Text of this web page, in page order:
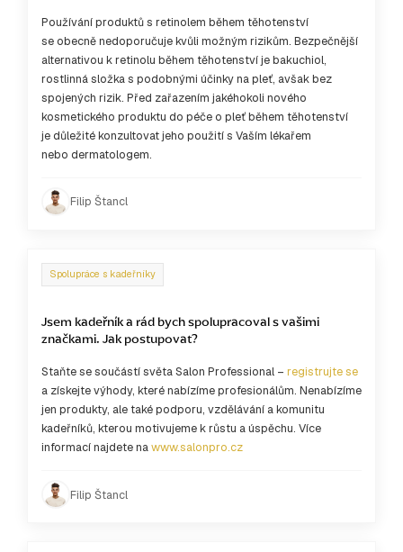
Používání produktů s retinolem během těhotenství
se obecně nedoporučuje kvůli možným rizikům. Bezpečnější
alternativou k retinolu během těhotenství je bakuchiol,
rostlinná složka s podobnými účinky na pleť, avšak bez
spojených rizik. Před zařazením jakéhokoli nového
kosmetického produktu do péče o pleť během těhotenství
je důležité konzultovat jeho použití s Vaším lékařem
nebo dermatologem.
Filip Štancl
Spolupráce s kadeřníky
Jsem kadeřník a rád bych spolupracoval s vašimi
značkami. Jak postupovat?
Staňte se součástí světa Salon Professional – registrujte se
a získejte výhody, které nabízíme profesionálům. Nenabízíme
jen produkty, ale také podporu, vzdělávání a komunitu
kadeřníků, kterou motivujeme k růstu a úspěchu. Více
informací najdete nawww.salonpro.cz
Filip Štancl